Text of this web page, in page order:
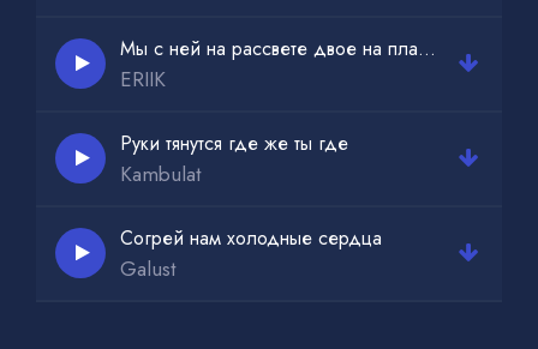
Мы с ней на рассвете двое на планете
ERIIK
Руки тянутся где же ты где
Kambulat
Согрей нам холодные сердца
Galust